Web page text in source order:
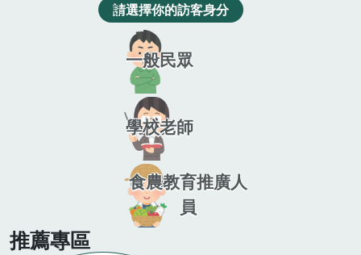
請選擇你的訪客身分
一般民眾
學校老師
食農教育推廣人
員
推薦專區